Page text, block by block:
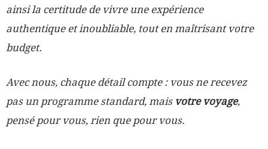
ainsi la certitude de vivre une expérience
authentique et inoubliable, tout en maîtrisant votre
budget.
Avec nous, chaque détail compte : vous ne recevez
pas un programme standard, mais votre voyage,
pensé pour vous, rien que pour vous.